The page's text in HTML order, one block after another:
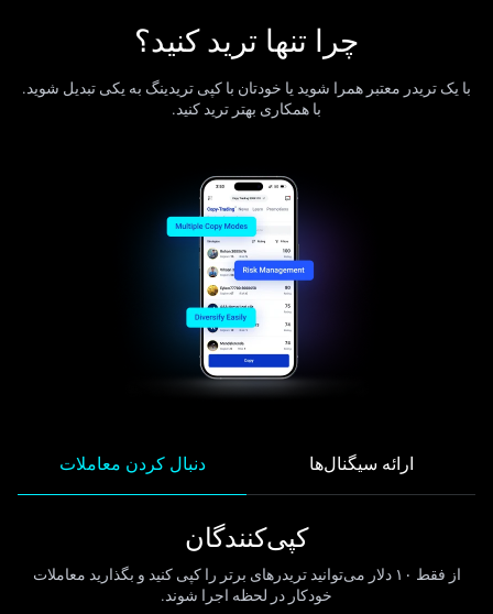
چرا تنها ترید کنید؟
با یک تریدر معتبر همرا شوید یا خودتان با کپی تریدینگ به یکی تبدیل شوید.
با همکاری بهتر ترید کنید.
دنبال کردن معاملات ارائه سیگنال‌ها
کپی‌کنندگان
از فقط ۱۰ دلار می‌توانید تریدرهای برتر را کپی کنید و بگذارید معاملات
خودکار در لحظه اجرا شوند.